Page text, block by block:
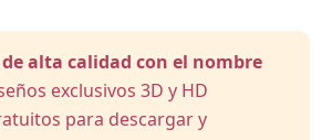
alta calidad con el nombre
exclusivos 3D y HD
para descargar y